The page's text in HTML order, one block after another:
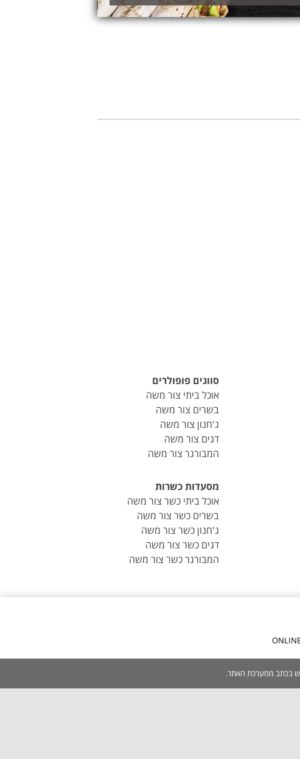
סווגים פופולרים
אוכל ביתי צור משה
בשרים צור משה
ג'חנון צור משה
דגים צור משה
המבורגר צור משה
מסעדות כשרות
אוכל ביתי כשר צור משה
בשרים כשר צור משה
ג'חנון כשר צור משה
דגים כשר צור משה
המבורגר כשר צור משה